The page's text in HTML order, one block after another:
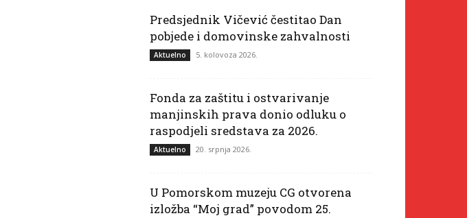
Predsjednik Vičević čestitao Dan
pobjede i domovinske zahvalnosti
Aktuelno 5. kolovoza 2026.
Fonda za zaštitu i ostvarivanje
manjinskih prava donio odluku o
raspodjeli sredstava za 2026.
Aktuelno 20. srpnja 2026.
U Pomorskom muzeju CG otvorena
izložba “Moj grad” povodom 25.